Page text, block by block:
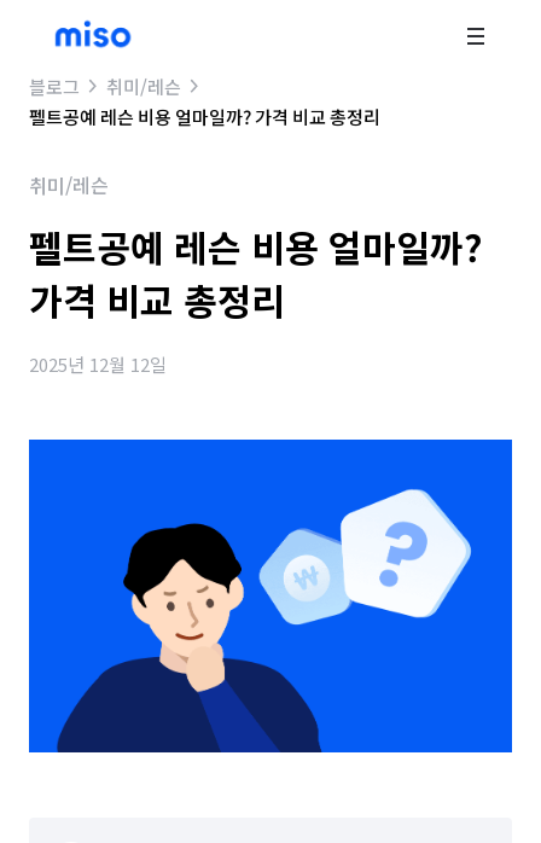
블로그
취미/레슨
펠트공예 레슨 비용 얼마일까? 가격 비교 총정리
취미/레슨
펠트공예 레슨 비용 얼마일까?
가격 비교 총정리
2025년 12월 12일